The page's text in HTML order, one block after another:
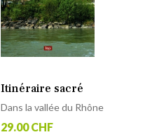
Itinéraire sacré
Dans la vallée du Rhône
29.00 CHF